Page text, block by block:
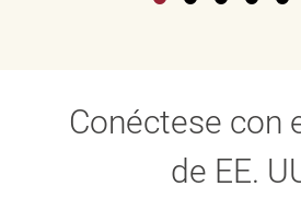
Conéctese con
de EE.